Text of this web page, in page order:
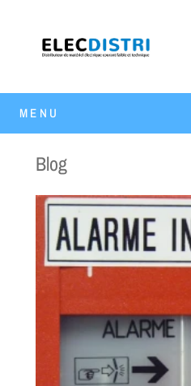
MENU
Blog